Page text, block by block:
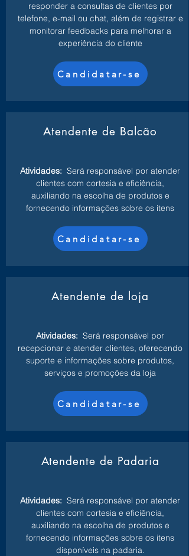
responder a consultas de clientes por
telefone, e-mail ou chat, além de registrar e
monitorar feedbacks para melhorar a
experiência do cliente
Candidatar-se
Atendente de Balcão
Atividades: Será responsável por atender
clientes com cortesia e eficiência,
auxiliando na escolha de produtos e
fornecendo informações sobre os itens
Candidatar-se
Atendente de loja
Atividades: Será responsável por
recepcionar e atender clientes, oferecendo
suporte e informações sobre produtos,
serviços e promoções da loja
Candidatar-se
Atendente de Padaria
Atividades: Será responsável por atender
clientes com cortesia e eficiência,
auxiliando na escolha de produtos e
fornecendo informações sobre os itens
disponíveis na padaria.